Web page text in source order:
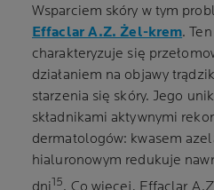
Wsparciem skóry w tym
Effaclar A.Z. Żel-krem.
charakteryzuje się
działaniem na objawy
starzenia się skóry. Jego
składnikami aktywnymi
dermatologów: kwasem
hialuronowym redukuje
15